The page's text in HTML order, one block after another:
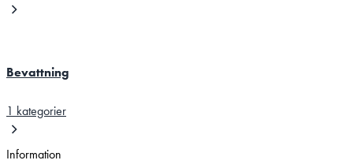
Bevattning
1 kategorier
Information